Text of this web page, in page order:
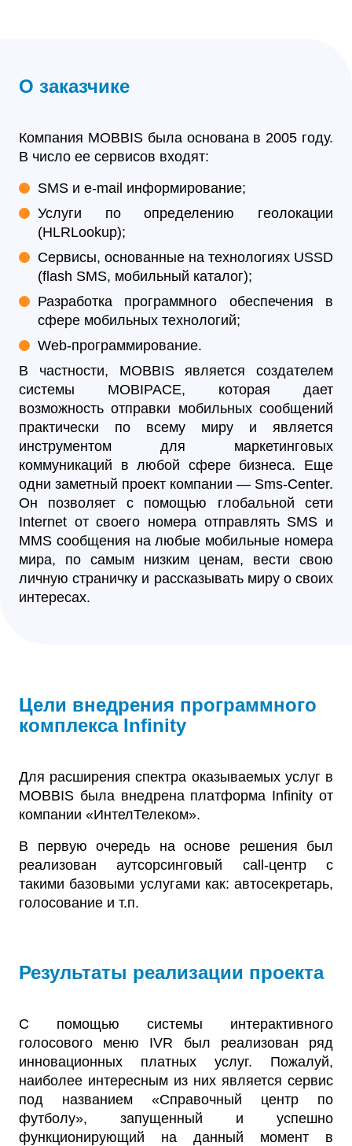
О заказчике
Компания MOBBIS была основана в 2005 году.
В число ее сервисов входят:
SMS и e-mail информирование;
Услуги по определению геолокации
(HLRLookup);
Сервисы, основанные на технологиях USSD
(flash SMS, мобильный каталог);
Разработка программного обеспечения в
сфере мобильных технологий;
Web-программирование.
В частности, MOBBIS является создателем
системы MOBIPACE, которая дает
возможность отправки мобильных сообщений
практически по всему миру и является
инструментом для маркетинговых
коммуникаций в любой сфере бизнеса. Еще
одни заметный проект компании — Sms-Сenter.
Он позволяет с помощью глобальной сети
Internet от своего номера отправлять SMS и
MMS сообщения на любые мобильные номера
мира, по самым низким ценам, вести свою
личную страничку и рассказывать миру о своих
интересах.
Цели внедрения программного
комплекса Infinity
Для расширения спектра оказываемых услуг в
MOBBIS была внедрена платформа Infinity от
компании «ИнтелТелеком».
В первую очередь на основе решения был
реализован аутсорсинговый call-центр с
такими базовыми услугами как: автосекретарь,
голосование и т.п.
Результаты реализации проекта
С помощью системы интерактивного
голосового меню IVR был реализован ряд
инновационных платных услуг. Пожалуй,
наиболее интересным из них является сервис
под названием «Справочный центр по
футболу», запущенный и успешно
функционирующий на данный момент в